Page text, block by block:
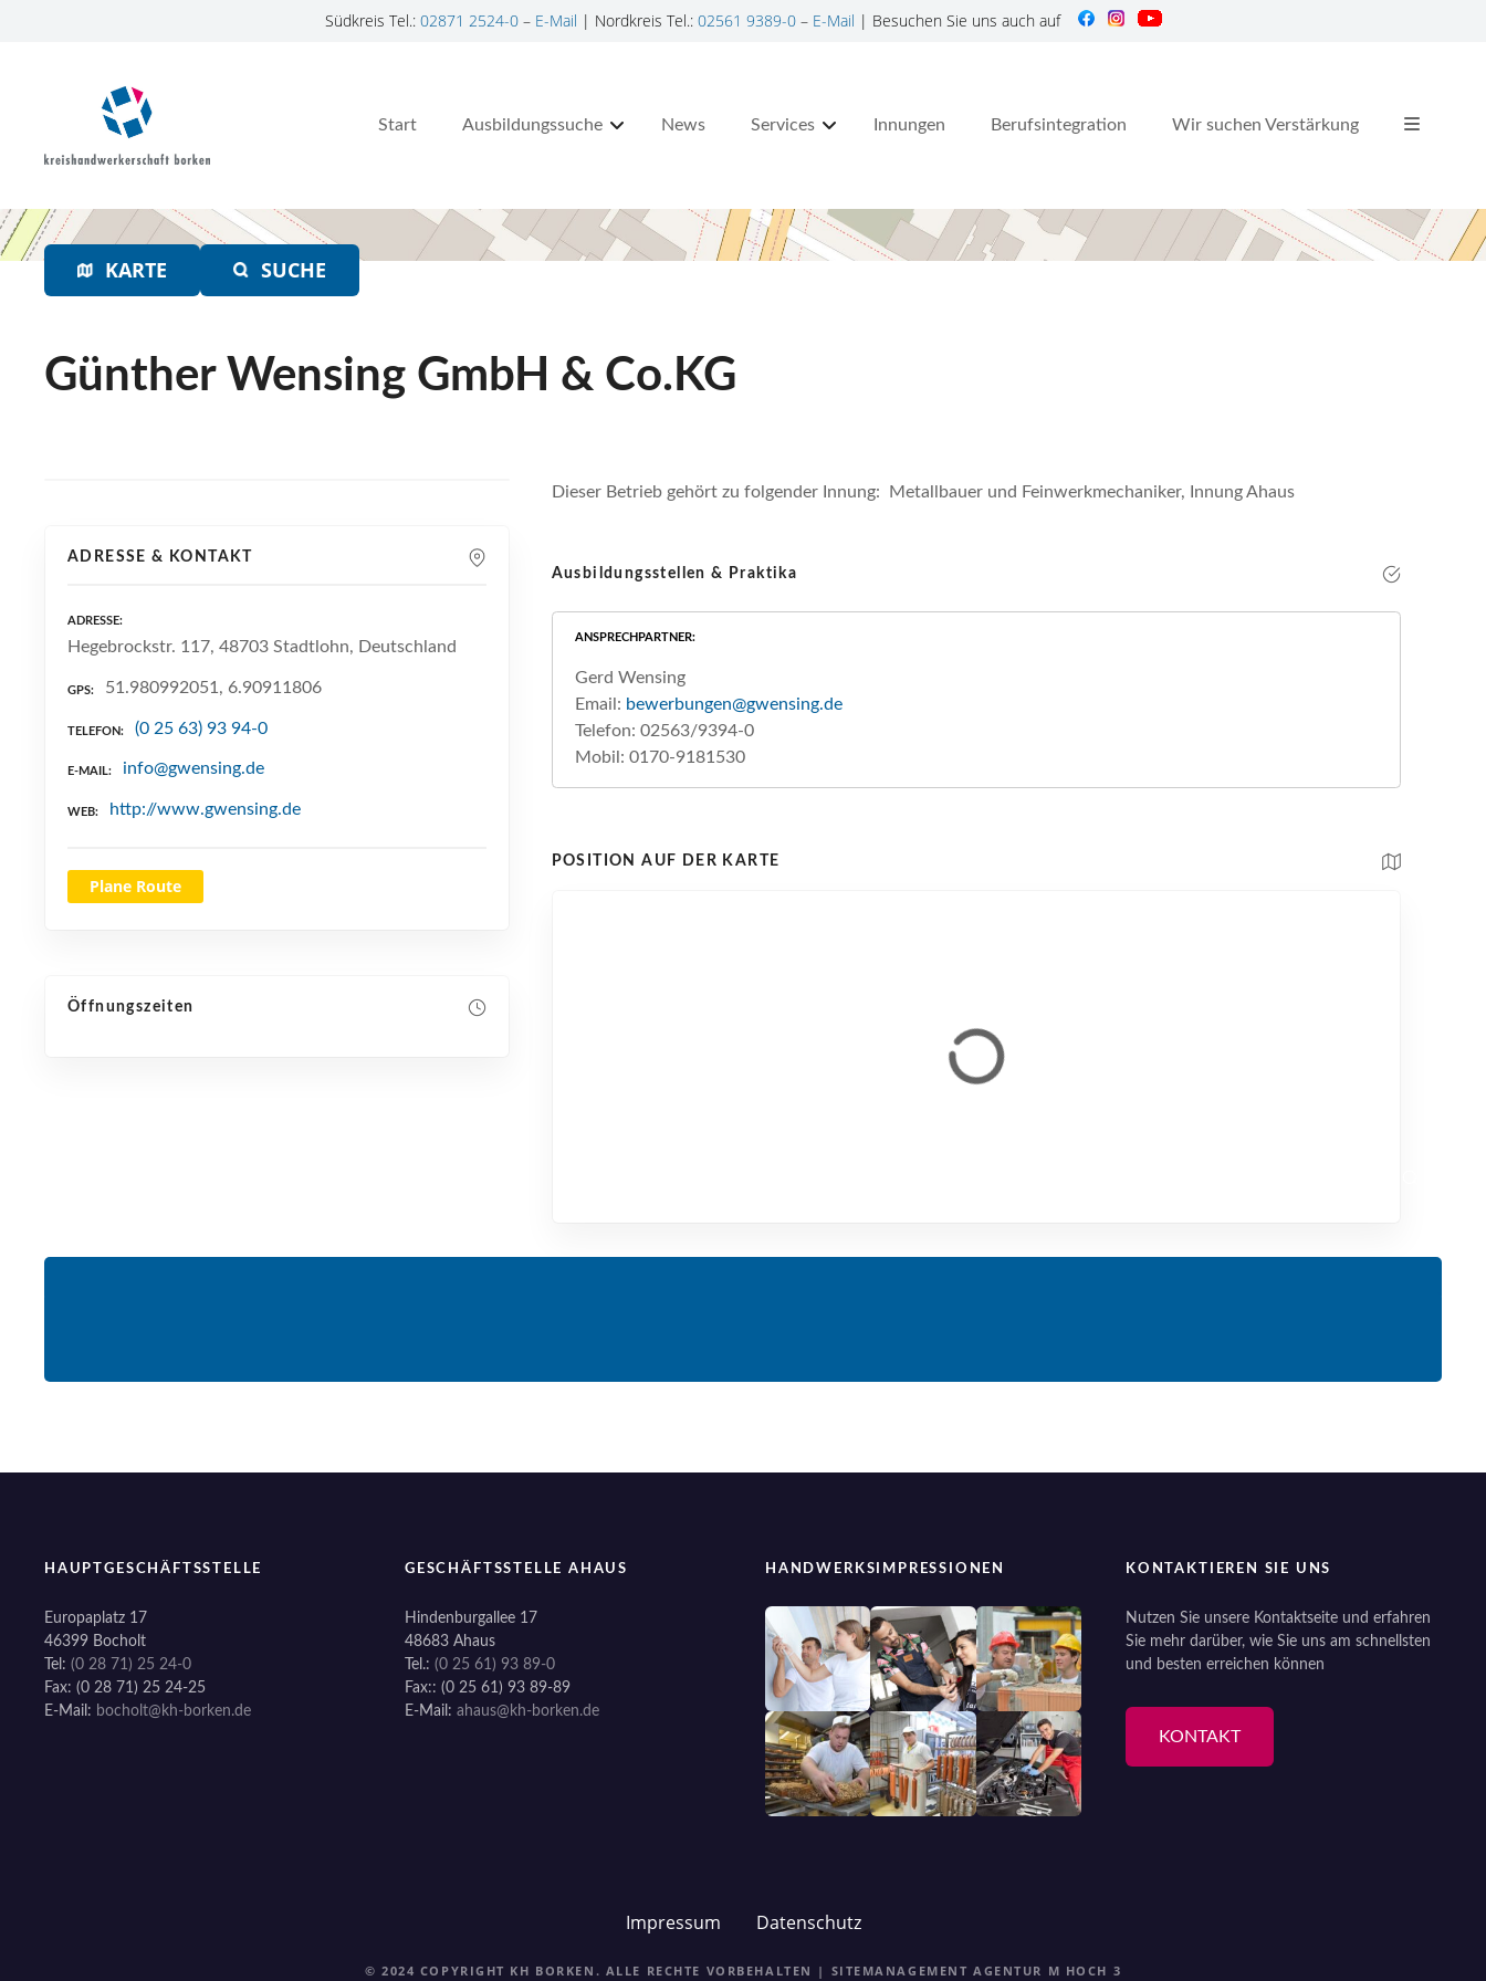
Südkreis Tel.: 02871 2524-0– E-Mail | Nordkreis Tel.: 02561 9389-0– E-Mail | Besuchen Sie uns auch auf
a
t
Start Ausbildungssuche News Services Innungen Berufsintegration Wir suchen Verstärkung
KARTE SUCHE
Günther Wensing GmbH & Co.KG
ADRESSE & KONTAKT
ADRESSE
Hegebrockstr. 117, 48703 Stadtlohn, Deutschland
GPS 51.980992051, 6.90911806
TELEFON (0 25 63) 93 94-0
E-MAIL info@gwensing.de
WEB http://www.gwensing.de
Plane Route
Öffnungszeiten
Dieser Betrieb gehört zu folgender Innung: Metallbauer und Feinwerkmechaniker, Innung Ahaus
Ausbildungsstellen & Praktika
ANSPRECHPARTNER
Gerd Wensing
Email: bewerbungen@gwensing.de
Telefon: 02563/9394-0
Mobil: 0170-9181530
POSITION AUF DER KARTE
HAUPTGESCHÄFTSSTELLE
Europaplatz 17
46399 Bocholt
Tel: (0 28 71) 25 24-0
Fax: (0 28 71) 25 24-25
E-Mail: bocholt@kh-borken.de
GESCHÄFTSSTELLE AHAUS
Hindenburgallee 17
48683 Ahaus
Tel.: (0 25 61) 93 89-0
Fax:: (0 25 61) 93 89-89
E-Mail: ahaus@kh-borken.de
HANDWERKSIMPRESSIONEN KONTAKTIEREN SIE UNS
Nutzen Sie unsere Kontaktseite und erfahren
Sie mehr darüber, wie Sie uns am schnellsten
und besten erreichen können
KONTAKT
Impressum Datenschutz
© 2024 COPYRIGHT KH BORKEN. ALLE RECHTE VORBEHALTEN | SITEMANAGEMENTAGENTUR M HOCH 3